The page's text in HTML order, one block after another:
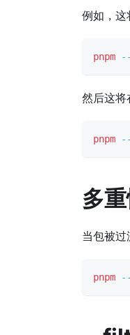
例如，这
pnpm
然后这将
pnpm
多
当包被过
pnpm